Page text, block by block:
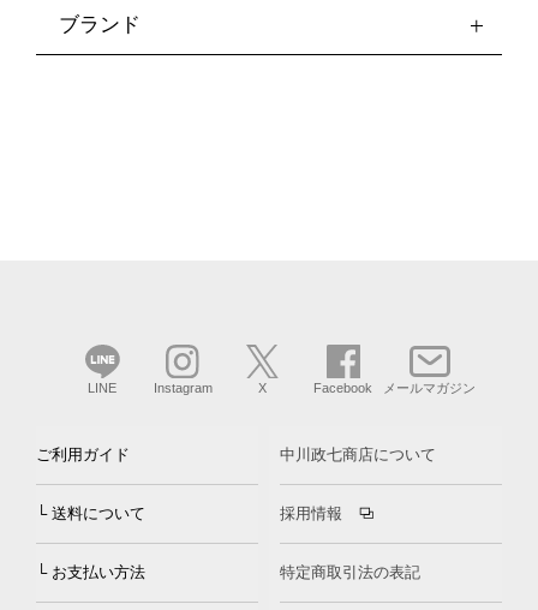
ブランド
LINE Instagram X Facebook メールマガジン
ご利用ガイド
└ 送料について
└ お支払い方法
中川政七商店について
採用情報
特定商取引法の表記